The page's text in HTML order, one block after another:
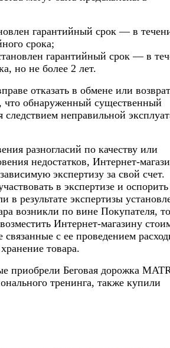
гарантийный срок — в
срока;
гарантийный срок — в
но не более 2 лет.
отказать в обмене или
что обнаруженный существенный
следствием неправильной
разногласий по качеству или
недостатков, Интернет-
экспертизу за свой счет.
в экспертизе и оспорить
в результате экспертизы
возникли по вине Покупателя, то
Интернет-магазину
связанные с ее проведением
товара.
приобрели Беговая дорожка
тренинга, также купили